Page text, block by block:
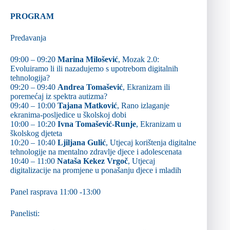
PROGRAM
Predavanja
09:00 – 09:20 Marina Milošević, Mozak 2.0:
Evoluiramo li ili nazadujemo s upotrebom digitalnih
tehnologija?
09:20 – 09:40 Andrea Tomašević, Ekranizam ili
poremećaj iz spektra autizma?
09:40 – 10:00 Tajana Matković, Rano izlaganje
ekranima-posljedice u školskoj dobi
10:00 – 10:20 Ivna Tomašević-Runje, Ekranizam u
školskog djeteta
10:20 – 10:40 Ljiljana Gulić, Utjecaj korištenja digitalne
tehnologije na mentalno zdravlje djece i adolescenata
10:40 – 11:00 Nataša Kekez Vrgoč, Utjecaj
digitalizacije na promjene u ponašanju djece i mladih
Panel rasprava 11:00 -13:00
Panelisti: